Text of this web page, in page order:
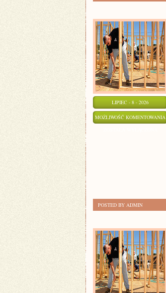
LIPIEC - 8 - 2026
MOŻLIWOŚĆ KOMENTOWANIA
POSTED BY ADMIN